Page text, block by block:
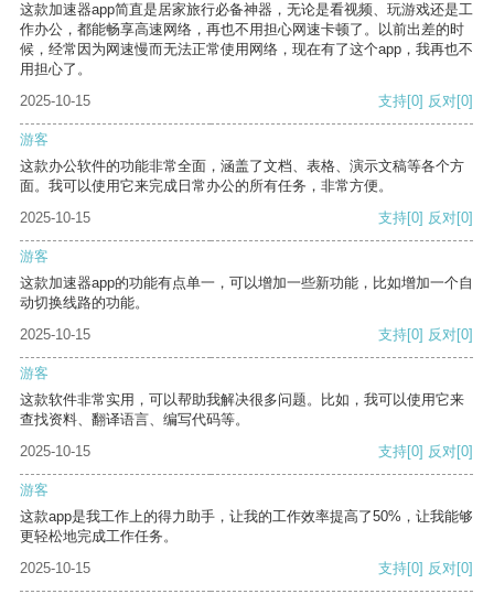
这款加速器app简直是居家旅行必备神器，无论是看视频、玩游戏还是工
作办公，都能畅享高速网络，再也不用担心网速卡顿了。以前出差的时
候，经常因为网速慢而无法正常使用网络，现在有了这个app，我再也不
用担心了。
2025-10-15
支持[0] 反对[0]
游客
这款办公软件的功能非常全面，涵盖了文档、表格、演示文稿等各个方
面。我可以使用它来完成日常办公的所有任务，非常方便。
2025-10-15
支持[0] 反对[0]
游客
这款加速器app的功能有点单一，可以增加一些新功能，比如增加一个自
动切换线路的功能。
2025-10-15
支持[0] 反对[0]
游客
这款软件非常实用，可以帮助我解决很多问题。比如，我可以使用它来
查找资料、翻译语言、编写代码等。
2025-10-15
支持[0] 反对[0]
游客
这款app是我工作上的得力助手，让我的工作效率提高了50%，让我能够
更轻松地完成工作任务。
2025-10-15
支持[0] 反对[0]